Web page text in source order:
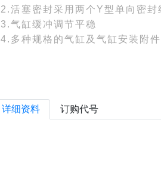
2.活塞密封采用两个Y型单向密封
3.气缸缓冲调节平稳
4.多种规格的气缸及气缸安装附
详细资料 订购代号